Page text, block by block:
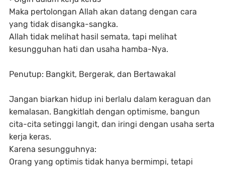
Maka pertolongan Allah akan datang dengan cara
yang tidak disangka-sangka.
Allah tidak melihat hasil semata, tapi melihat
kesungguhan hati dan usaha hamba-Nya.
Penutup: Bangkit, Bergerak, dan Bertawakal
Jangan biarkan hidup ini berlalu dalam keraguan dan
kemalasan. Bangkitlah dengan optimisme, bangun
cita-cita setinggi langit, dan iringi dengan usaha serta
kerja keras.
Karena sesungguhnya:
Orang yang optimis tidak hanya bermimpi, tetapi